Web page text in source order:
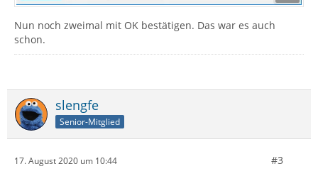
Nun noch zweimal mit OK bestätigen. Das war es auch
schon.
slengfe
Senior-Mitglied
17. August 2020 um 10:44 #3